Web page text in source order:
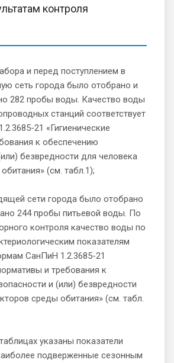
контроля
и перед поступлением в
сеть города было отобрано и
282 пробы воды. Качество воды
станций соответствует
21 «Гигиенические
к обеспечению
безвредности для человека
(см. табл.1);
сети города было отобрано
244 пробы питьевой воды. По
контроля качество воды по
показателям
СанПиН 1.2.3685-21
и требования к
и (или) безвредности
среды обитания» (см. табл.
указаны показатели
подверженные сезонным